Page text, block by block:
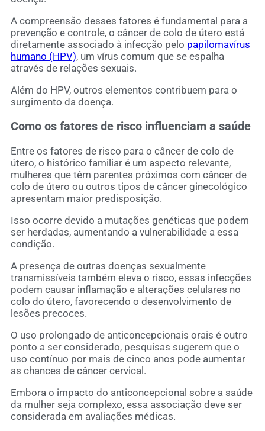
A compreensão desses fatores é fundamental para a
prevenção e controle, o câncer de colo de útero está
diretamente associado à infecção pelo papilomavírus
humano (HPV), um vírus comum que se espalha
através de relações sexuais.
Além do HPV, outros elementos contribuem para o
surgimento da doença.
Como os fatores de risco influenciam a saúde
Entre os fatores de risco para o câncer de colo de
útero, o histórico familiar é um aspecto relevante,
mulheres que têm parentes próximos com câncer de
colo de útero ou outros tipos de câncer ginecológico
apresentam maior predisposição.
Isso ocorre devido a mutações genéticas que podem
ser herdadas, aumentando a vulnerabilidade a essa
condição.
A presença de outras doenças sexualmente
transmissíveis também eleva o risco, essas infecções
podem causar inflamação e alterações celulares no
colo do útero, favorecendo o desenvolvimento de
lesões precoces.
O uso prolongado de anticoncepcionais orais é outro
ponto a ser considerado, pesquisas sugerem que o
uso contínuo por mais de cinco anos pode aumentar
as chances de câncer cervical.
Embora o impacto do anticoncepcional sobre a saúde
da mulher seja complexo, essa associação deve ser
considerada em avaliações médicas.